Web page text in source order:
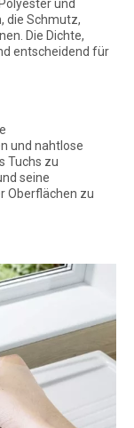
und
die Schmutz,
Die Dichte,
entscheidend für
und nahtlose
Tuchs zu
seine
Oberflächen zu